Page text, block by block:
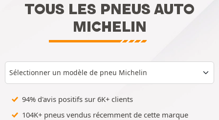
TOUS LES PNEUS AUTO
MICHELIN
Sélectionner un modèle de pneu Michelin
94% d'avis positifs sur 6K+ clients
104K+ pneus vendus récemment de cette marque